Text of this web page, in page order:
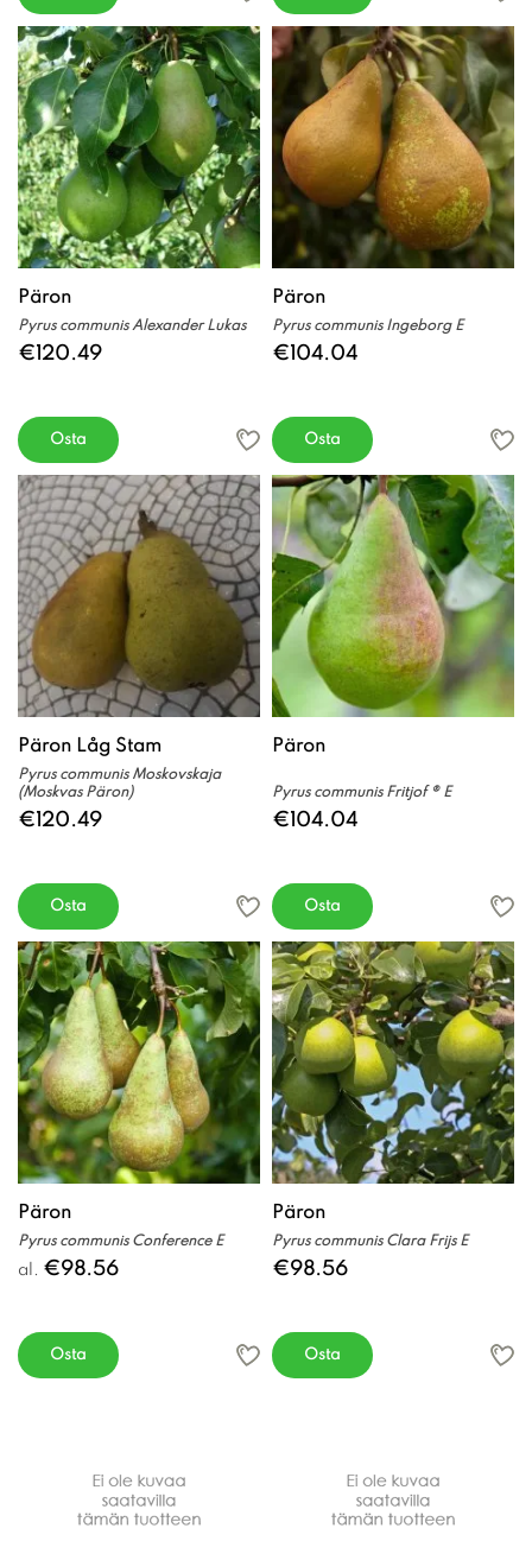
Päron
Pyrus communis Alexander Lukas
€120.49
Osta
Päron
Pyrus communis Ingeborg E
€104.04
Osta
Päron Låg Stam
Pyrus communis Moskovskaja
(Moskvas Päron)
€120.49
Osta
Päron
Pyrus communis Fritjof ® E
€104.04
Osta
Päron
Pyrus communis Conference E
al. €98.56
Osta
Päron
Pyrus communis Clara Frijs E
€98.56
Osta